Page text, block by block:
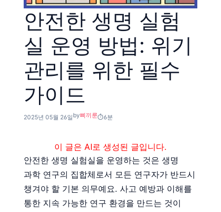
안전한 생명 실험
실 운영 방법: 위기
관리를 위한 필수
가이드
2025년 05월 26일 by삐끼룬 6분
이 글은 AI로 생성된 글입니다.
안전한 생명 실험실을 운영하는 것은 생명
과학 연구의 집합체로서 모든 연구자가 반드시
챙겨야 할 기본 의무예요. 사고 예방과 이해를
통한 지속 가능한 연구 환경을 만드는 것이